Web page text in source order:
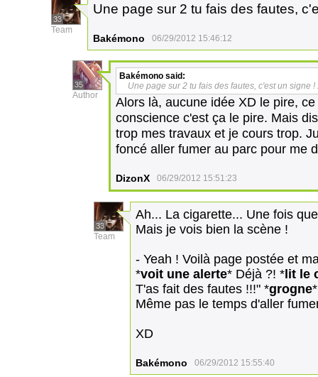
33
Team
Une page sur 2 tu fais des fautes,
Bakémono 06/29/2012 15:46:12
35
Author
Bakémono said:
Une page sur 2 tu fais des fautes, c'est un signe !
Alors là, aucune idée XD le pire,
conscience c'est ça le pire. Mais
trop mes travaux et je cours trop.
foncé aller fumer au parc pour me
DizonX 06/29/2012 15:51:23
33
Team
Ah... La cigarette... Une fois
Mais je vois bien la scène !
- Yeah ! Voilà page postée et
*voit une alerte* Déjà ?! * lit le
T'as fait des fautes !!!" *grogne
Même pas le temps d'aller
XD
Bakémono 06/29/2012 15:55:40